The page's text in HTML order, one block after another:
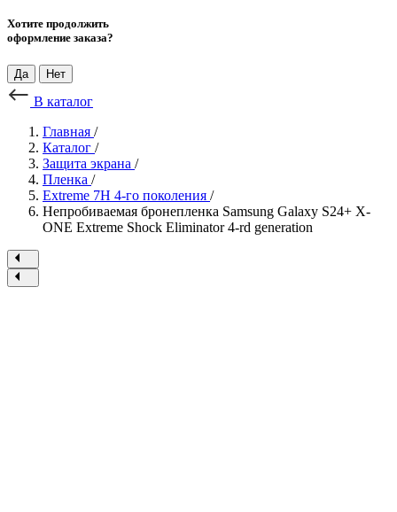
Хотите продолжить
оформление заказа?
Да Нет
В каталог
Главная /
Каталог /
Защита экрана /
Пленка /
Extreme 7H 4-го поколения /
Непробиваемая бронепленка Samsung Galaxy S24+ X-
ONE Extreme Shock Eliminator 4-rd generation